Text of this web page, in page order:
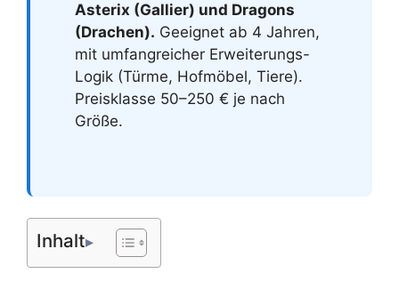
Asterix (Gallier) und Dragons
(Drachen). Geeignet ab 4 Jahren,
mit umfangreicher Erweiterungs-
Logik (Türme, Hofmöbel, Tiere).
Preisklasse 50–250 € je nach
Größe.
Inhalt